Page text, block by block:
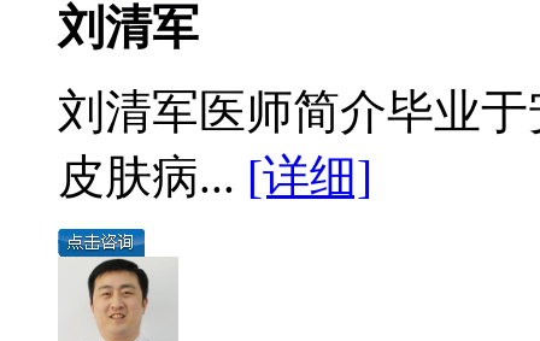
刘清军
刘清军医师简介毕业
皮肤病... [详细]